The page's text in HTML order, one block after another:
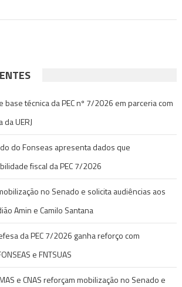
base técnica da PEC nº 7/2026 em parceria com
UERJ
do Fonseas apresenta dados que
fiscal da PEC 7/2026
no Senado e solicita audiências aos
Amin e Camilo Santana
da PEC 7/2026 ganha reforço com
e FNTSUAS
e CNAS reforçam mobilização no Senado e